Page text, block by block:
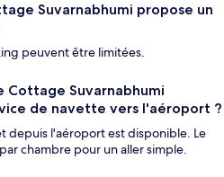
Suvarnabhumi propose un
peuvent être limitées.
Cottage Suvarnabhumi
de navette vers l'aéroport ?
depuis l'aéroport est disponible. Le
chambre pour un aller simple.